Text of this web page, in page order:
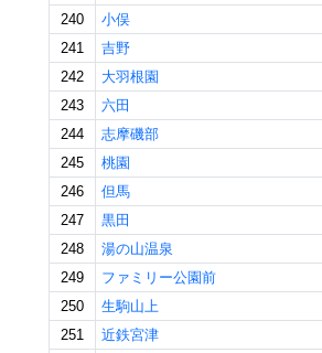
240
小俣
241
吉野
242
大羽根園
243
六田
244
志摩磯部
245
桃園
246
但馬
247
黒田
248
湯の山温泉
249
ファミリー公園前
250
生駒山上
251
近鉄宮津